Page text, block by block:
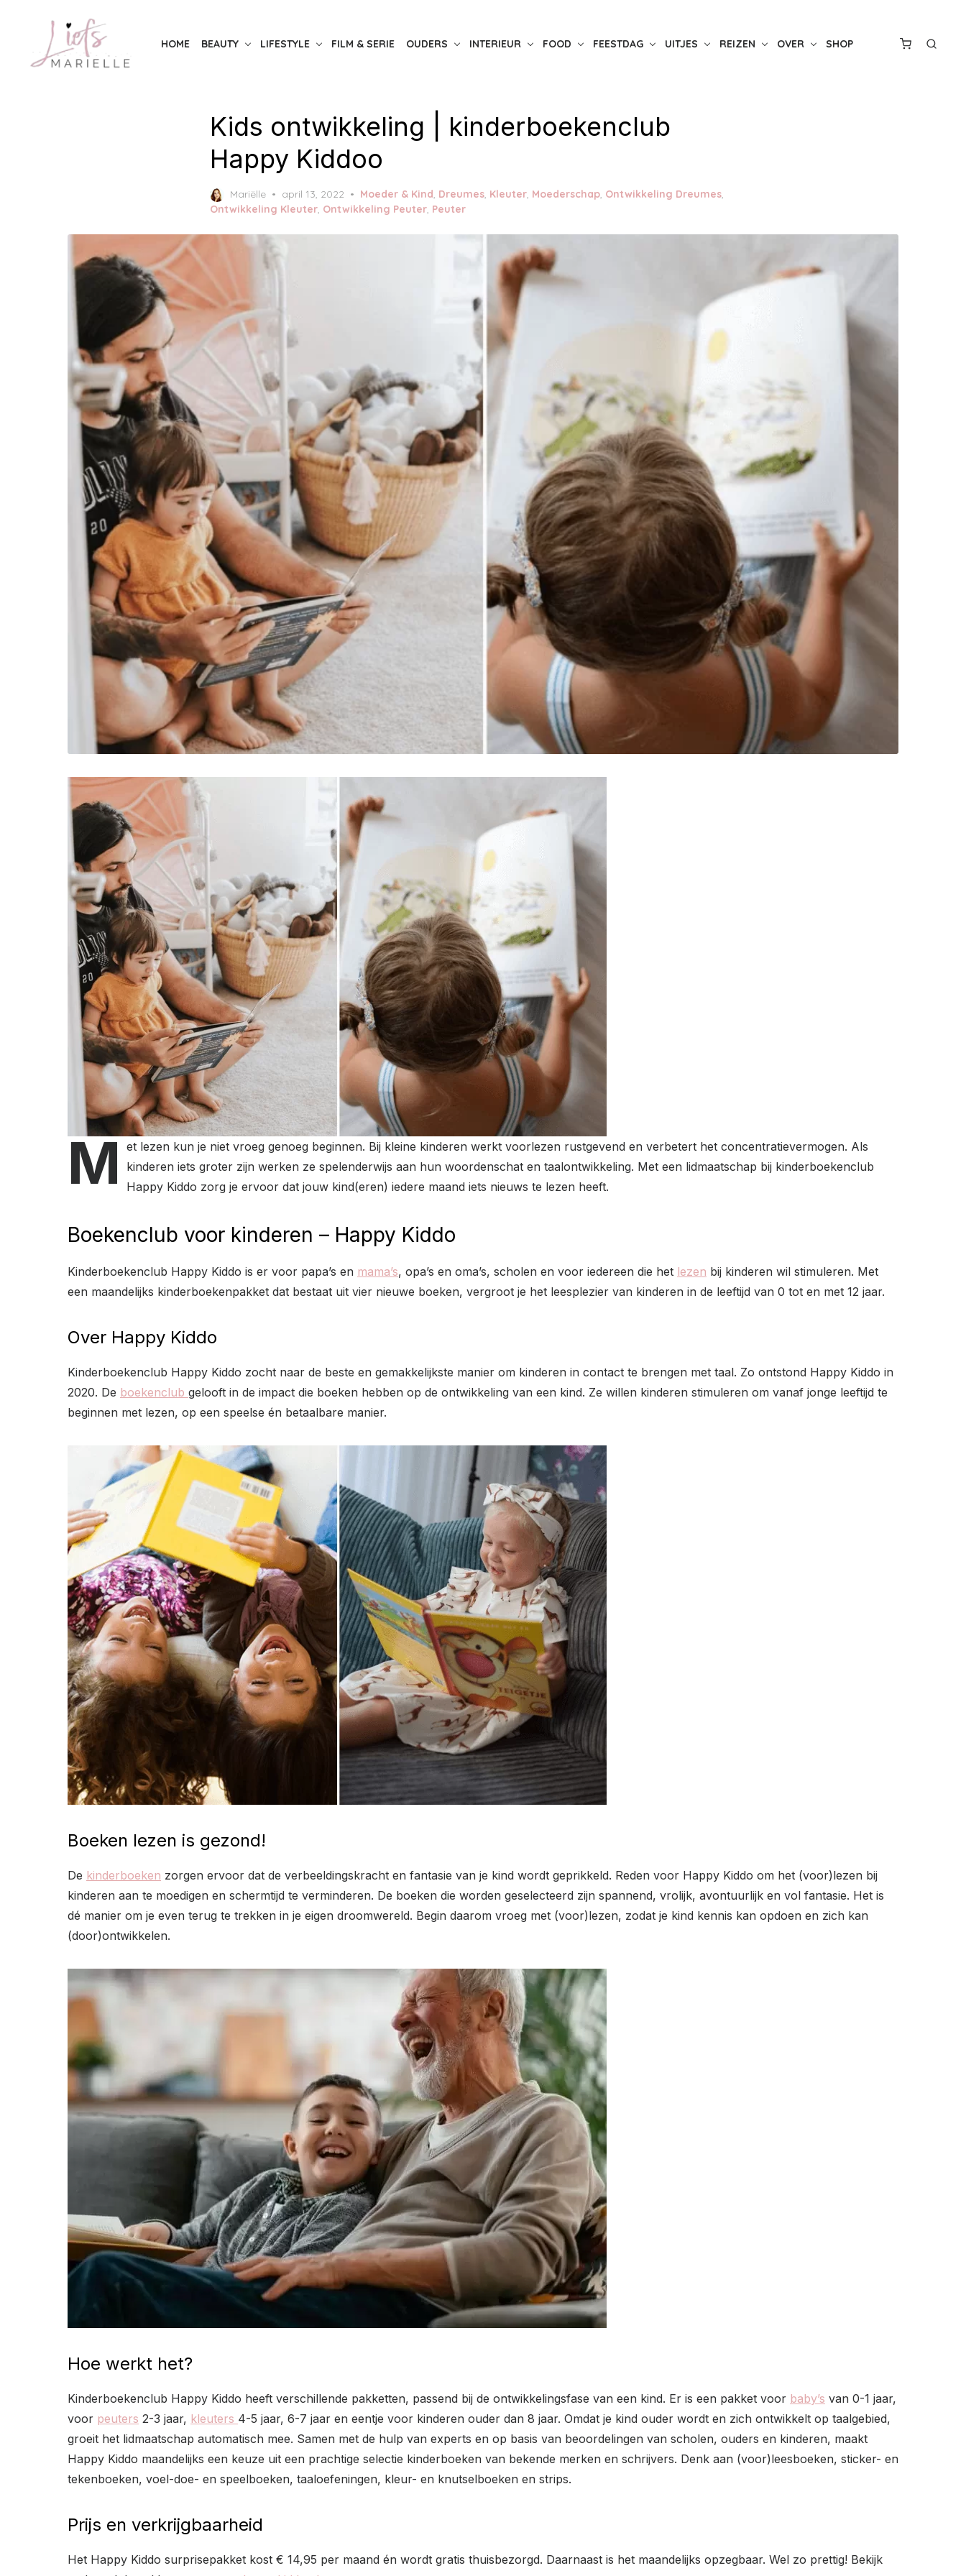
content
HOME BEAUTY LIFESTYLE FILM & SERIE OUDERS INTERIEUR FOOD FEESTDAG UITJES REIZEN OVER SHOP
Kids ontwikkeling | kinderboekenclub
Happy Kiddoo
Mariëlle
Posted
on
april 13, 2022 Moeder & Kind Dreumes Kleuter Moederschap Ontwikkeling Dreumes
Ontwikkeling Kleuter, Ontwikkeling Peuter, Peuter
M
et lezen kun je niet vroeg genoeg beginnen. Bij kleine kinderen werkt voorlezen rustgevend en verbetert het concentratievermogen. Als
kinderen iets groter zijn werken ze spelenderwijs aan hun woordenschat en taalontwikkeling. Met een lidmaatschap bij kinderboekenclub
Happy Kiddo zorg je ervoor dat jouw kind(eren) iedere maand iets nieuws te lezen heeft.
Boekenclub voor kinderen – Happy Kiddo
Kinderboekenclub Happy Kiddo is er voor papa’s en mama’s, opa’s en oma’s, scholen en voor iedereen die het lezen bij kinderen wil stimuleren. Met
een maandelijks kinderboekenpakket dat bestaat uit vier nieuwe boeken, vergroot je het leesplezier van kinderen in de leeftijd van 0 tot en met 12 jaar.
Over Happy Kiddo
Kinderboekenclub Happy Kiddo zocht naar de beste en gemakkelijkste manier om kinderen in contact te brengen met taal. Zo ontstond Happy Kiddo in
2020. De boekenclub gelooft in de impact die boeken hebben op de ontwikkeling van een kind. Ze willen kinderen stimuleren om vanaf jonge leeftijd te
beginnen met lezen, op een speelse én betaalbare manier.
Boeken lezen is gezond!
De kinderboeken zorgen ervoor dat de verbeeldingskracht en fantasie van je kind wordt geprikkeld. Reden voor Happy Kiddo om het (voor)lezen bij
kinderen aan te moedigen en schermtijd te verminderen. De boeken die worden geselecteerd zijn spannend, vrolijk, avontuurlijk en vol fantasie. Het is
dé manier om je even terug te trekken in je eigen droomwereld. Begin daarom vroeg met (voor)lezen, zodat je kind kennis kan opdoen en zich kan
(door)ontwikkelen.
Hoe werkt het?
Kinderboekenclub Happy Kiddo heeft verschillende pakketten, passend bij de ontwikkelingsfase van een kind. Er is een pakket voor baby’s van 0-1 jaar,
voor peuters 2-3 jaar, kleuters 4-5 jaar, 6-7 jaar en eentje voor kinderen ouder dan 8 jaar. Omdat je kind ouder wordt en zich ontwikkelt op taalgebied,
groeit het lidmaatschap automatisch mee. Samen met de hulp van experts en op basis van beoordelingen van scholen, ouders en kinderen, maakt
Happy Kiddo maandelijks een keuze uit een prachtige selectie kinderboeken van bekende merken en schrijvers. Denk aan (voor)leesboeken, sticker- en
tekenboeken, voel-doe- en speelboeken, taaloefeningen, kleur- en knutselboeken en strips.
Prijs en verkrijgbaarheid
Het Happy Kiddo surprisepakket kost € 14,95 per maand én wordt gratis thuisbezorgd. Daarnaast is het maandelijks opzegbaar. Wel zo prettig! Bekijk